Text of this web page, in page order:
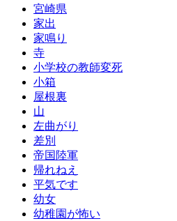
宮崎県
家出
家鳴り
寺
小学校の教師変死
小箱
屋根裏
山
左曲がり
差別
帝国陸軍
帰れねえ
平気です
幼女
幼稚園が怖い